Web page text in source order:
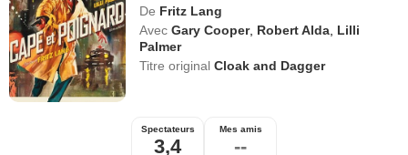
De Fritz Lang
Avec Gary Cooper, Robert Alda Lilli
Palmer
Titre originalCloak and Dagger
Spectateurs
3,4
Mes amis
--